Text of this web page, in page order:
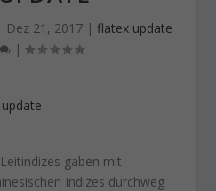
Dez 21, 2017 | flatex update
|
gaben mit
Indizes durchweg